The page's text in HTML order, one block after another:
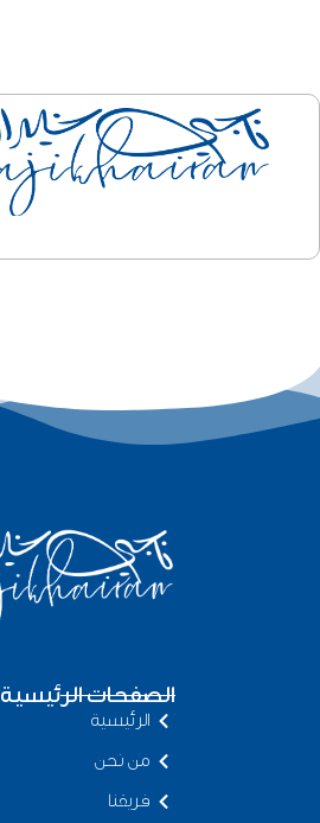
الصفحات الرئيسية
الرئيسية
من نحن
فريقنا